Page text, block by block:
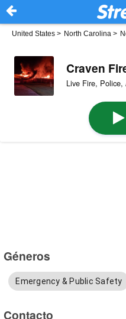
United States > North Carolina >
Craven
Live Fire,
Géneros
Emergency & Public Safety
Contacto